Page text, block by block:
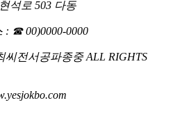
석로 503 다동
: ☎ 00)0000-0000
씨전서공파종중 ALL RIGHTS